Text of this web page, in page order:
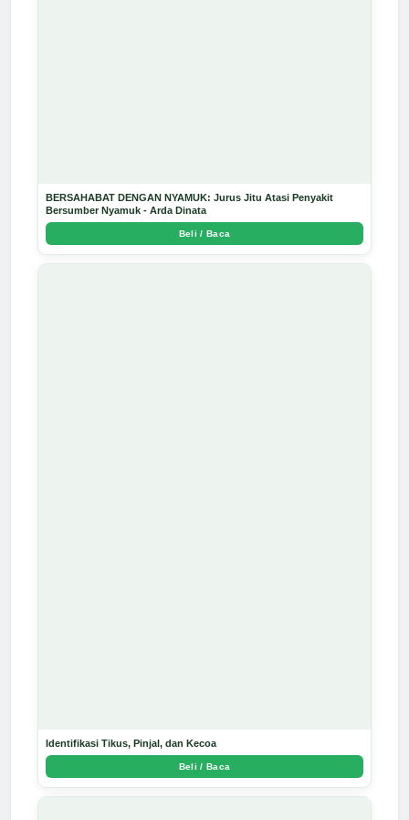
BERSAHABAT DENGAN NYAMUK: Jurus Jitu Atasi Penyakit
Bersumber Nyamuk - Arda Dinata
Beli / Baca
Identifikasi Tikus, Pinjal, dan Kecoa
Beli / Baca